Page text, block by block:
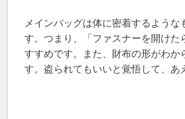
メインバッグは体に密着するような
す。つまり、「ファスナーを開け
すすめです。また、財布の形がわ
す。盗られてもいいと覚悟して、